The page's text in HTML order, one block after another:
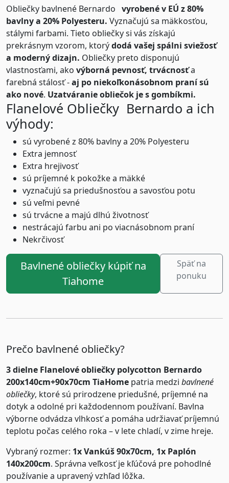
Obliečky bavlnené Bernardo vyrobené v EÚ z 80%
bavlny a 20% Polyesteru. Vyznačujú sa mäkkosťou,
stálymi farbami. Tieto obliečky si vás získajú
prekrásnym vzorom, ktorýdodá vašej spálni sviežosť
a moderný dizajn. Obliečky preto disponujú
vlastnosťami, ako výborná pevnosť, trvácnosťa
farebná stálosť -aj po niekoľkonásobnom praní sú
ako nové. Uzatváranie obliečok je s gombíkmi.
Flanelové Obliečky Bernardo a ich
výhody:
sú vyrobené z 80% bavlny a 20% Polyesteru
Extra jemnosť
Extra hrejivosť
sú príjemné k pokožke a mäkké
vyznačujú sa priedušnosťou a savosťou potu
sú veľmi pevné
sú trvácne a majú dlhú životnosť
nestrácajú farbu ani po viacnásobnom praní
Nekrčivosť
Bavlnené obliečky kúpiť na
Tiahome
Späť na
ponuku
Prečo bavlnené obliečky?
3 dielne Flanelové obliečky polycotton Bernardo
200x140cm+90x70cm TiaHome patria medzi bavlnené
obliečky, ktoré sú prirodzene priedušné, príjemné na
dotyk a odolné pri každodennom používaní. Bavlna
výborne odvádza vlhkosť a pomáha udržiavať príjemnú
teplotu počas celého roka – v lete chladí, v zime hreje.
Vybraný rozmer: 1x Vankúš 90x70cm, 1x Paplón
140x200cm. Správna veľkosť je kľúčová pre pohodlné
používanie a upravený vzhľad lôžka.